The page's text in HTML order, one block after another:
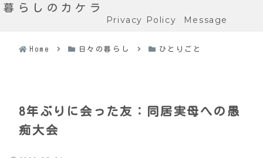
暮らしのカケラ
Privacy Policy Message
Home 日々の暮らし ひとりごと
8年ぶりに会った友：同居実母への愚
痴大会